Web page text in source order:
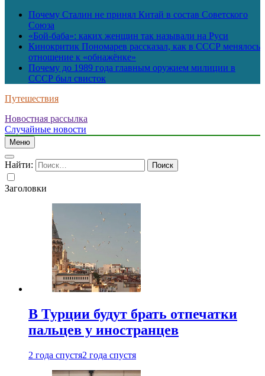
Почему Сталин не принял Китай в состав Советского
Союза
«Бой-баба»: каких женщин так называли на Руси
Кинокритик Пономарев рассказал, как в СССР менялось
отношение к «обнажёнке»
Почему до 1989 года главным оружием милиции в
СССР был свисток
Путешествия
Новостная рассылка
Случайные новости
Меню
Найти:
Заголовки
В Турции будут брать отпечатки
пальцев у иностранцев
2 года спустя2 года спустя